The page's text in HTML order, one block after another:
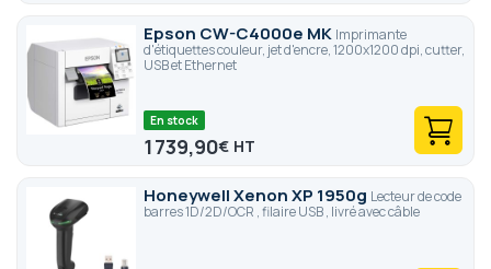
Epson CW-C4000e MK Imprimante
d'étiquettes couleur, jet d'encre, 1200x1200 dpi, cutter,
USB et Ethernet
En stock
1 739,90€
Honeywell Xenon XP 1950g Lecteur de code
barres 1D/2D/OCR , filaire USB , livré avec câble